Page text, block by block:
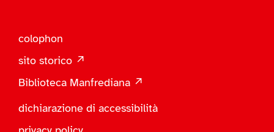
colophon
sito storico ↗
Biblioteca Manfrediana ↗
dichiarazione di accessibilità